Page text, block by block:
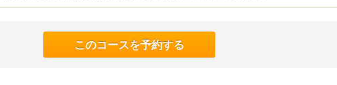
このコースを予約する